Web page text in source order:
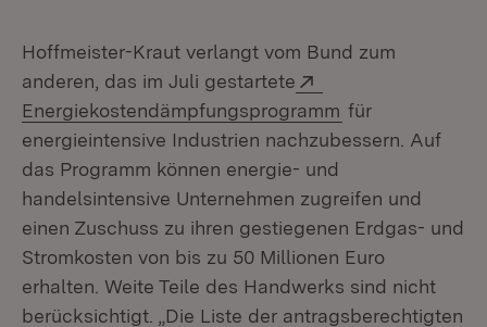
Hoffmeister-Kraut verlangt vom Bund zum
anderen, das im Juli gestartete
Energiekostendämpfungsprogramm (Öffnet in
für
energieintensive Industrien nachzubessern. Auf
das Programm können energie- und
handelsintensive Unternehmen zugreifen und
einen Zuschuss zu ihren gestiegenen Erdgas- und
Stromkosten von bis zu 50 Millionen Euro
erhalten. Weite Teile des Handwerks sind nicht
berücksichtigt. „Die Liste der antragsberechtigten